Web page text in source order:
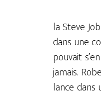
la Steve
dans une
pouvait
jamais.
lance